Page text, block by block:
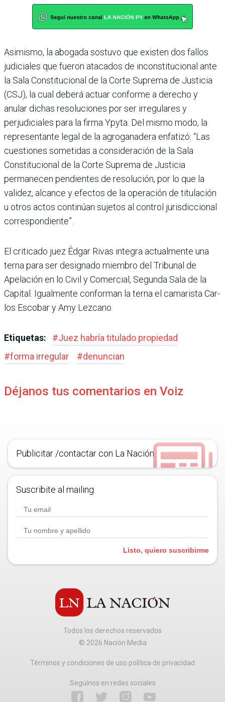
Asimismo, la abogada sostuvo que exis­ten dos fallos
judiciales que fueron atacados de inconsti­tucional ante
la Sala Constitu­cional de la Corte Suprema de Justicia
(CSJ), la cual deberá actuar conforme a derecho y
anular dichas resoluciones por ser irregulares y
perjudiciales para la firma Ypyta. Del mismo modo, la
representante legal de la agroganadera enfatizó: “Las
cuestiones sometidas a conside­ración de la Sala
Constitucional de la Corte Suprema de Justi­cia
permanecen pendientes de resolución, por lo que la
validez, alcance y efectos de la operación de titulación
u otros actos conti­núan sujetos al control jurisdic­cional
correspondiente”.
El criticado juez Édgar Rivas integra actualmente una
terna para ser designado miembro del Tribunal de
Apelación en lo Civil y Comercial, Segunda Sala de la
Capital. Igualmente confor­man la terna el camarista Car­
los Escobar y Amy Lezcano.
Etiquetas: #Juez habría titulado propiedad
#forma irregular #denuncian
Déjanos tus comentarios en Voiz
Publicitar /contactar con La Nación
Suscribite al mailing.
Listo, quiero suscribirme
Todos los derechos reservados
© 2026 Nación Media
Términos y condiciones de uso política de privacidad
Seguínos en redes sociales